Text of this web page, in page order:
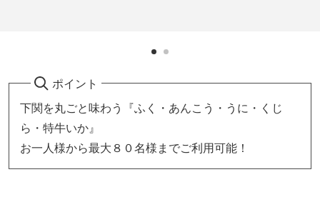
ポイント
下関を丸ごと味わう『ふく・あんこう・うに・くじ
ら・特牛いか』
お一人様から最大８０名様までご利用可能！